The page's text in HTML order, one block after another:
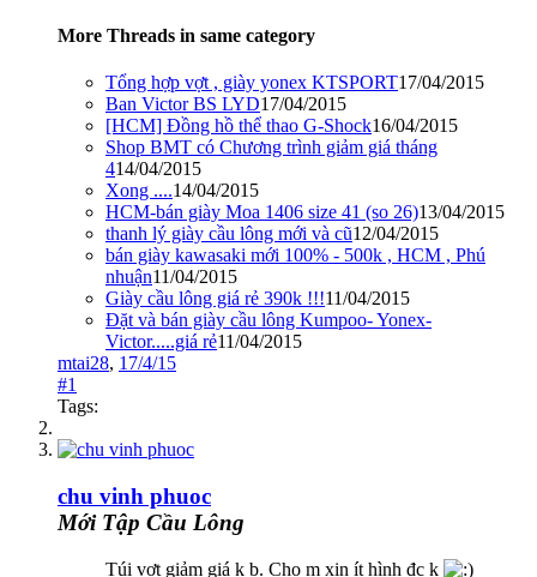
More Threads in same category
Tổng hợp vợt , giày yonex KTSPORT17/04/2015
Ban Victor BS LYD17/04/2015
[HCM] Đồng hồ thể thao G-Shock16/04/2015
Shop BMT có Chương trình giảm giá tháng
414/04/2015
Xong ....14/04/2015
HCM-bán giày Moa 1406 size 41 (so 26)13/04/2015
thanh lý giày cầu lông mới và cũ12/04/2015
bán giày kawasaki mới 100% - 500k , HCM , Phú
nhuận11/04/2015
Giày cầu lông giá rẻ 390k !!!11/04/2015
Đặt và bán giày cầu lông Kumpoo- Yonex-
Victor.....giá rẻ11/04/2015
mtai28, 17/4/15
#1
Tags:
chu vinh phuoc
Mới Tập Cầu Lông
Túi vợt giảm giá k b. Cho m xin ít hình đc k